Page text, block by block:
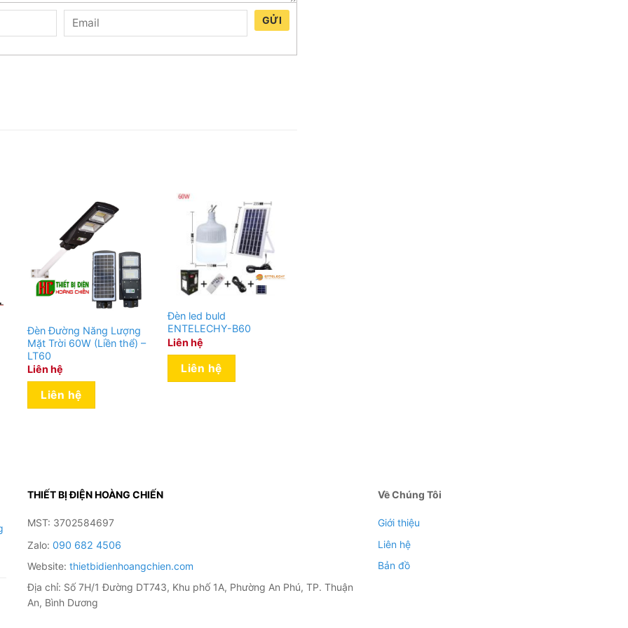
để được tư vấn và báo giá Ưu đãi nhất.
GỬI
Đèn Đường Năng Lượng
Mặt Trời 60W (Liền thể) –
LT60
Liên hệ
Liên hệ
Đèn led buld
ENTELECHY-B60
Liên hệ
Liên hệ
THIẾT BỊ ĐIỆN HOÀNG CHIẾN
MST: 3702584697
Zalo: 090 682 4506
Website: thietbidienhoangchien.com
Địa chỉ: Số 7H/1 Đường DT743, Khu phố 1A, Phường An Phú, TP. Thuận
An, Bình Dương
Về Chúng Tôi
Giới thiệu
Liên hệ
Bản đồ